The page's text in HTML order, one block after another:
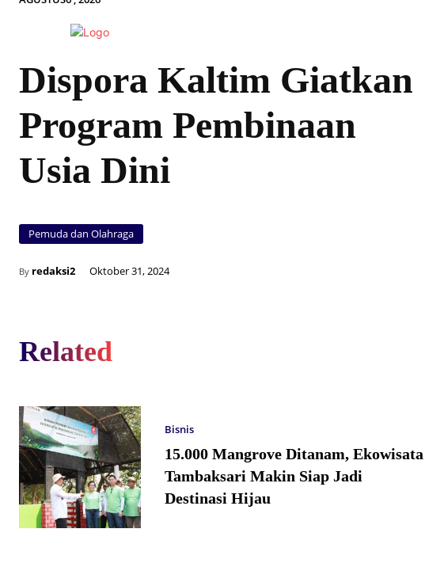
Dispora Kaltim Giatkan
Program Pembinaan
Usia Dini
Pemuda dan Olahraga
By redaksi2 Oktober 31, 2024
Related
Bisnis
15.000 Mangrove Ditanam, Ekowisata
Tambaksari Makin Siap Jadi
Destinasi Hijau